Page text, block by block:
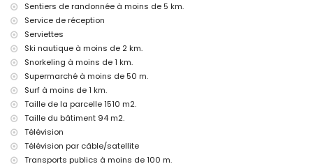
Sports
cyclisme, canoë, kayak, snorkeling et surf (à moins de 1000 mètres de
l'appartement)
tennis, randonnée, VTT, escalade, pêche, plongée, planche à voile et
ski nautique (à moins de 5 kilomètres de l'appartement)
golf (Club de golf de Jávea, Jávea) et équitation (à moins de 10
kilomètres de l'appartement)
Sentiers de randonnée à moins de 5 km.
Service de réception
Serviettes
Ski nautique à moins de 2 km.
Snorkeling à moins de 1 km.
Supermarché à moins de 50 m.
Surf à moins de 1 km.
Taille de la parcelle 1510 m2.
Taille du bâtiment 94 m2.
Télévision
Télévision par câble/satellite
Transports publics à moins de 100 m.